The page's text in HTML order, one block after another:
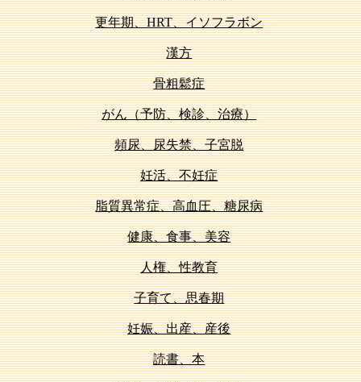
更年期、HRT、イソフラボン
漢方
骨粗鬆症
がん（予防、検診、治療）
頻尿、尿失禁、子宮脱
妊活、不妊症
脂質異常症、高血圧、糖尿病
健康、食事、美容
人権、性教育
子育て、思春期
妊娠、出産、産後
読書、本